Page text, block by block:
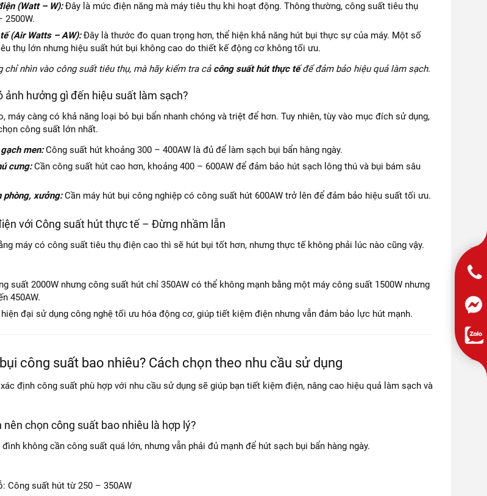
(Watt – W):Đây là mức điện năng mà máy tiêu thụ khi hoạt động. Thông thường, công suất tiêu thụ
2500W.
(Air Watts – AW):Đây là thước đo quan trọng hơn, thể hiện khả năng hút bụi thực sự của máy. Một số
thụ lớn nhưng hiệu suất hút bụi không cao do thiết kế động cơ không tối ưu.
chỉ nhìn vào công suất tiêu thụ, mà hãy kiểm tra cả công suất hút thực tếđể đảm bảo hiệu quả làm sạch.
ảnh hưởng gì đến hiệu suất làm sạch?
máy càng có khả năng loại bỏ bụi bẩn nhanh chóng và triệt để hơn. Tuy nhiên, tùy vào mục đích sử dụng,
công suất lớn nhất.
men:Công suất hút khoảng 300 – 400AW là đủ để làm sạch bụi bẩn hàng ngày.
cưng:Cần công suất hút cao hơn, khoảng 400 – 600AW để đảm bảo hút sạch lông thú và bụi bám sâu
phòng, xưởng:Cần máy hút bụi công nghiệp có công suất hút 600AW trở lên để đảm bảo hiệu suất tối ưu.
với Công suất hút thực tế – Đừng nhầm lẫn
máy có công suất tiêu thụ điện cao thì sẽ hút bụi tốt hơn, nhưng thực tế không phải lúc nào cũng vậy.
suất 2000W nhưng công suất hút chỉ 350AW có thể không mạnh bằng một máy công suất 1500W nhưng
450AW.
đại sử dụng công nghệ tối ưu hóa động cơ, giúp tiết kiệm điện nhưng vẫn đảm bảo lực hút mạnh.
công suất bao nhiêu? Cách chọn theo nhu cầu sử dụng
định công suất phù hợp với nhu cầu sử dụng sẽ giúp bạn tiết kiệm điện, nâng cao hiệu quả làm sạch và
chọn công suất bao nhiêu là hợp lý?
không cần công suất quá lớn, nhưng vẫn phải đủ mạnh để hút sạch bụi bẩn hàng ngày.
Công suất hút từ 250 – 350AW